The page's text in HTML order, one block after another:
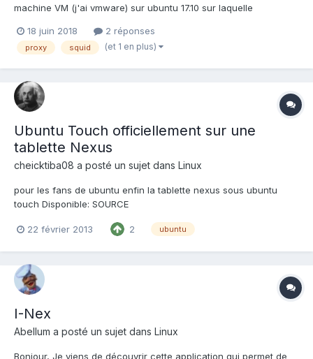
machine VM (j'ai vmware) sur ubuntu 17.10 sur laquelle
recherches sur mon firefox de windows 10 soit filtrer par le
squid de ubuntu. Je ne souhaite par que l'on...
18 juin 2018 2 réponses
proxy squid (et 1 en plus)
Ubuntu Touch officiellement sur une
tablette Nexus
cheicktiba08 a posté un sujet dans Linux
pour les fans de ubuntu enfin la tablette nexus sous ubuntu
touch Disponible: SOURCE
22 février 2013
2 ubuntu
I-Nex
Abellum a posté un sujet dans Linux
Bonjour, Je viens de découvrir cette application qui permet de